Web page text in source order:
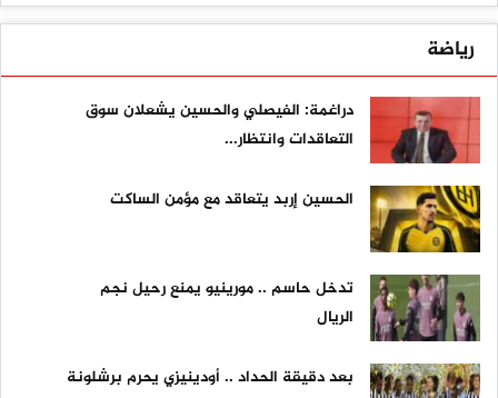
رياضة
دراغمة: الفيصلي والحسين يشعلان سوق
التعاقدات وانتظار...
الحسين إربد يتعاقد مع مؤمن الساكت
تدخل حاسم .. مورينيو يمنع رحيل نجم
الريال
بعد دقيقة الحداد .. أودينيزي يحرم برشلونة